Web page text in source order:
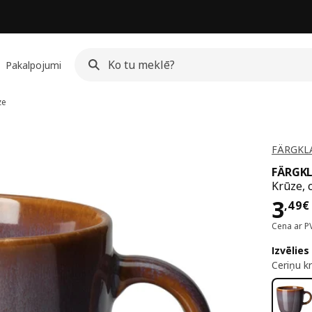
Pakalpojumi
Krūze,
3,49€
Cena ar
Ceriņu